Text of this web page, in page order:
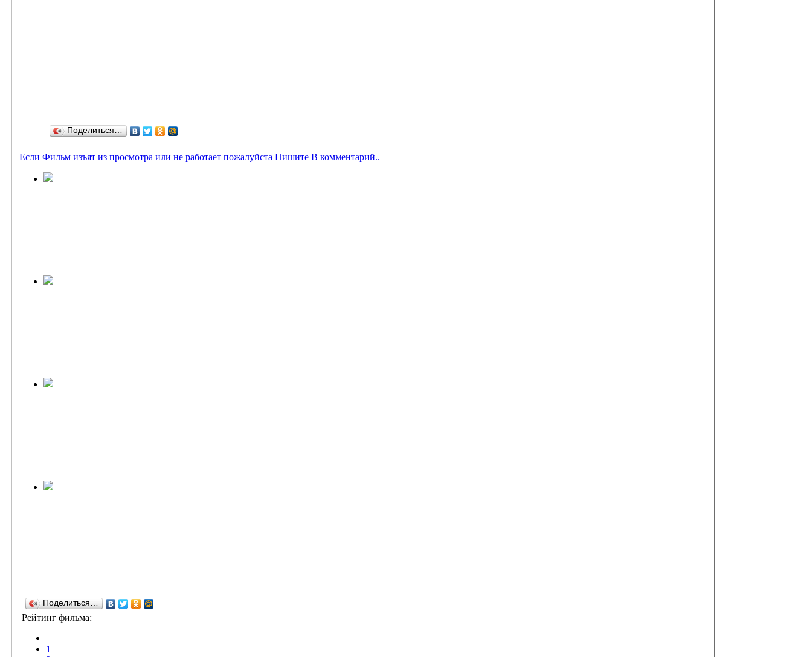
Поделиться…
Если Фильм изъят из просмотра или не работает пожалуйста Пишите В комментарий..
Поделиться…
Рейтинг фильма:
1